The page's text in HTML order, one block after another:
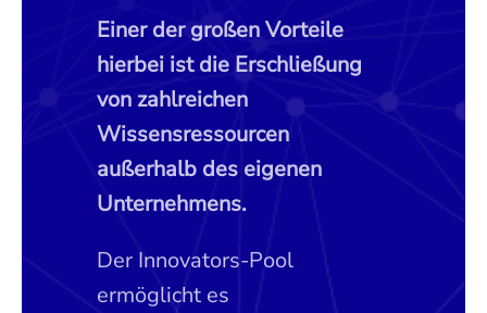
Einer der großen Vorteile
hierbei ist die Erschließung
von zahlreichen
Wissensressourcen
außerhalb des eigenen
Unternehmens.
Der Innovators-Pool
ermöglicht es